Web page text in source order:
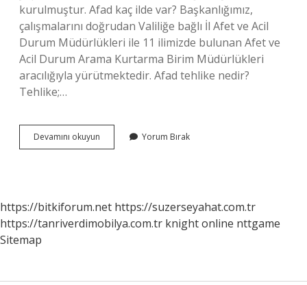
kurulmuştur. Afad kaç ilde var? Başkanlığımız,
çalışmalarını doğrudan Valiliğe bağlı İl Afet ve Acil
Durum Müdürlükleri ile 11 ilimizde bulunan Afet ve
Acil Durum Arama Kurtarma Birim Müdürlükleri
aracılığıyla yürütmektedir. Afad tehlike nedir?
Tehlike;…
Devamını okuyun
Kaç
Yorum Bırak
https://bitkiforum.net https://suzerseyahat.com.tr
https://tanriverdimobilya.com.tr knight online nttgame
Sitemap